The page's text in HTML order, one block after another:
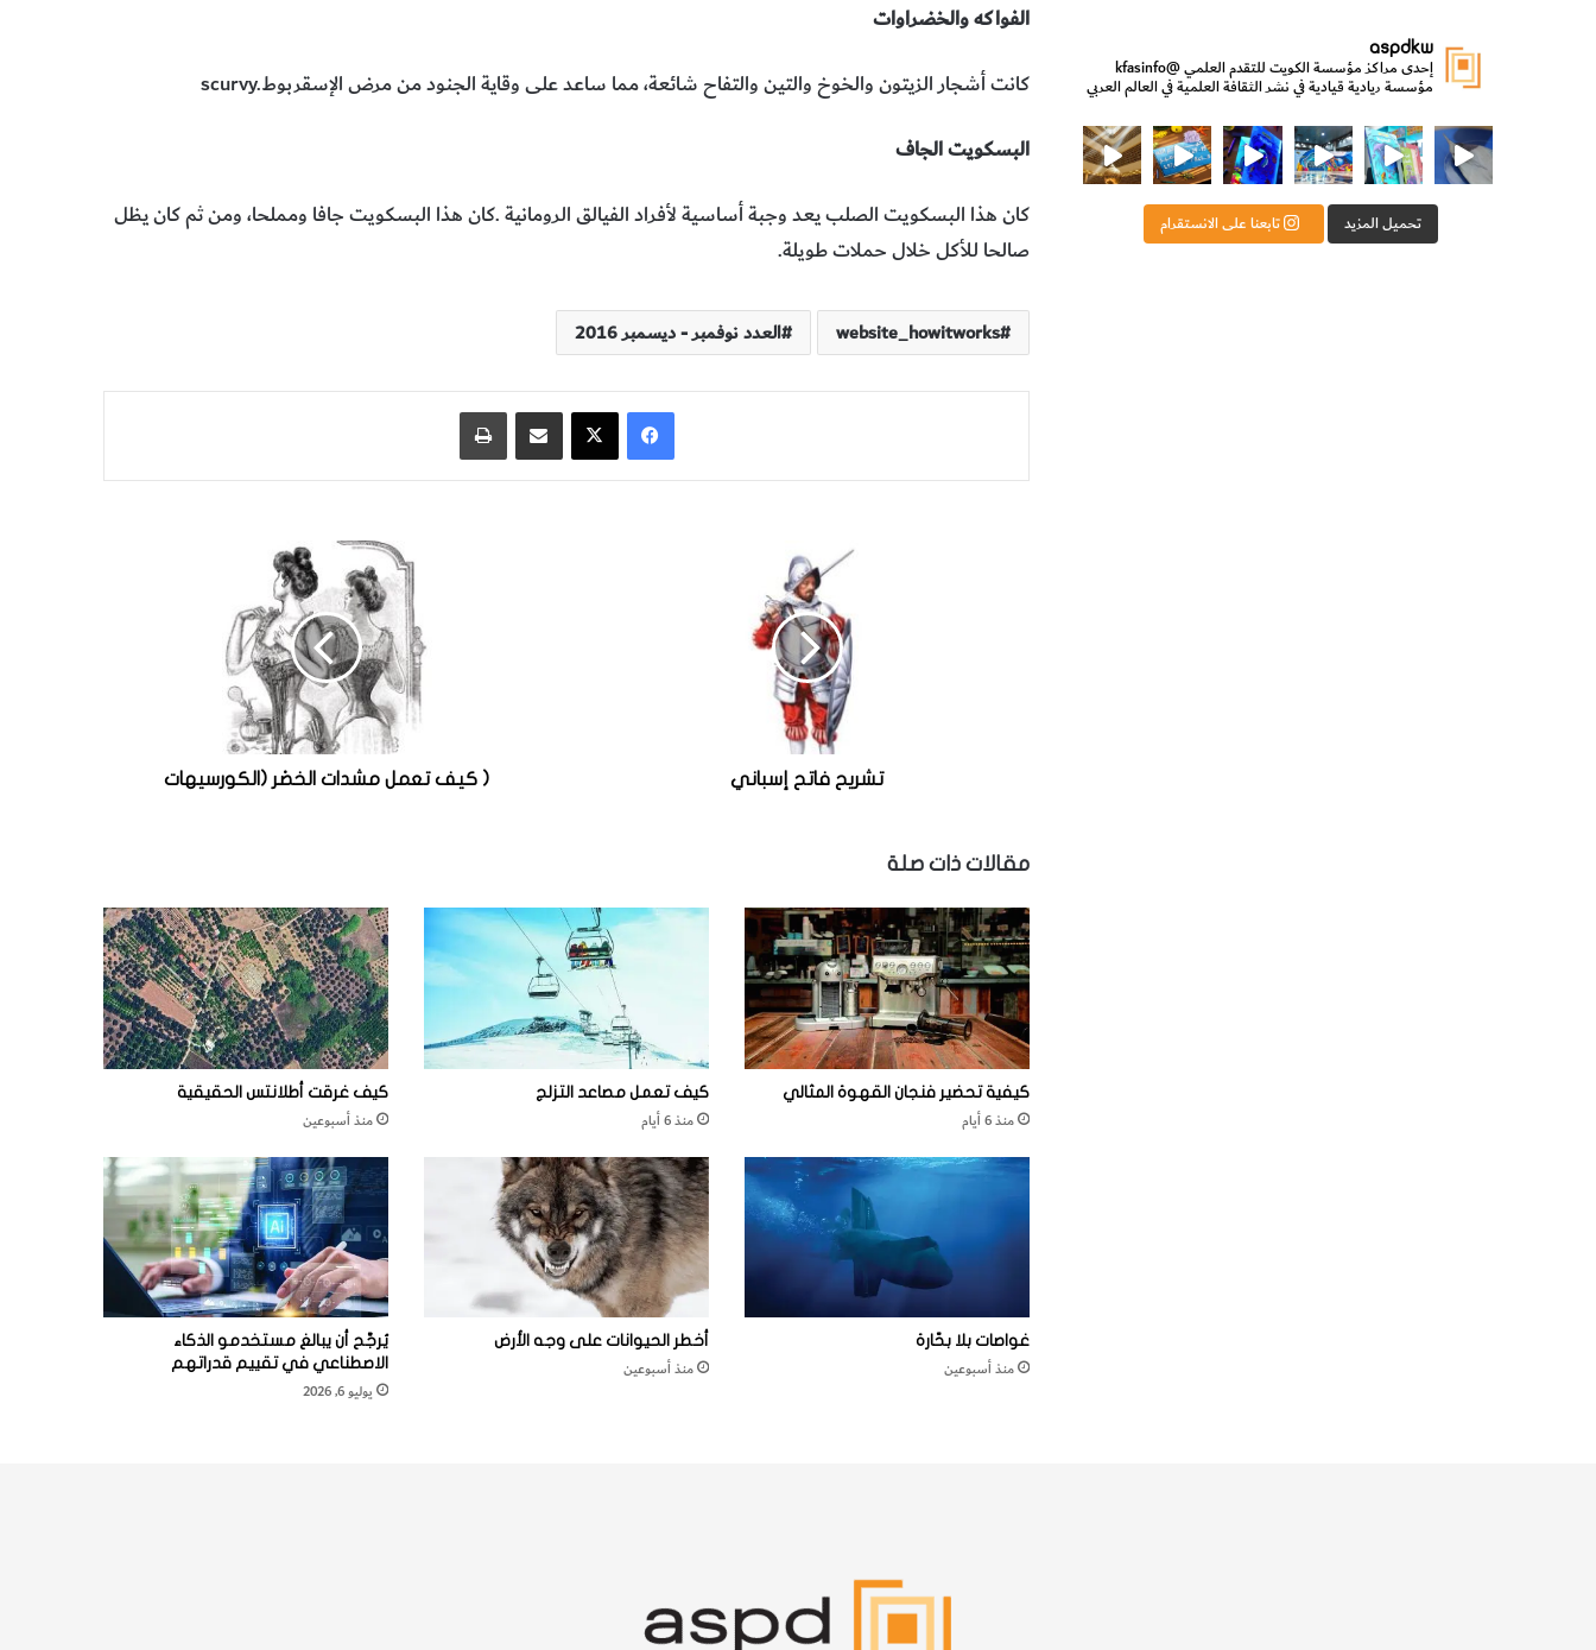
الفواكه‭ ‬والخضراوات
كانت‭ ‬أشجار‭ ‬الزيتون‭ ‬والخوخ‭ ‬والتين‭ ‬والتفاح‭ ‬شائعة،‭ ‬مما‭ ‬ساعد‭ ‬على‭ ‬وقاية‭ ‬الجنود‭ ‬من‭ ‬مرض‭ ‬الإسقربوط‭ ‬scurvy‭.‬
البسكويت‭ ‬الجاف
‬صالحا‭ ‬للأكل‭ ‬خلال‭ ‬حملات‭ ‬طويلة‭.‬
website_howitworks العدد نوفمبر - ديسمبر 2016
فيسبوك ‫X مشاركة عبر البريد
ا
ن
ي
تشريح فاتح إسباني
ل
خ
صْ
ر
(
ا
و
س
ي
ه
ا
ت
( كيف تعمل مشدات الخصْر (الكورسيهات
مقالات ذات صلة
كيفية تحضير فنجان القهوة المثالي
منذ 6 أيام
كيف تعمل مصاعد التزلج
منذ 6 أيام
كيف غرقت أطلانتس الحقيقية
منذ أسبوعين
غواصات بلا بحّارة
منذ أسبوعين
أخطر الحيوانات على وجه الأرض
منذ أسبوعين
يُرجَّح أن يبالغ مستخدمو الذكاء
الاصطناعي في تقييم قدراتهم
يوليو 6, 2026
aspdkw
إحدى مراكز مؤسسة الكويت للتقدم العلمي@kfasinfo
مؤسسة ريادية قيادية في نشر الثقافة العلمية في العالم العربي
ووزير الدولة لشؤون الش
من الأعماق نكتشف ومن الكتب نتعلّم⁨ رجعنا! ما كنّا بعيد! مجهزين لكم كل جديد!⁩
تحميل المزيد تابعنا على الانستقرام